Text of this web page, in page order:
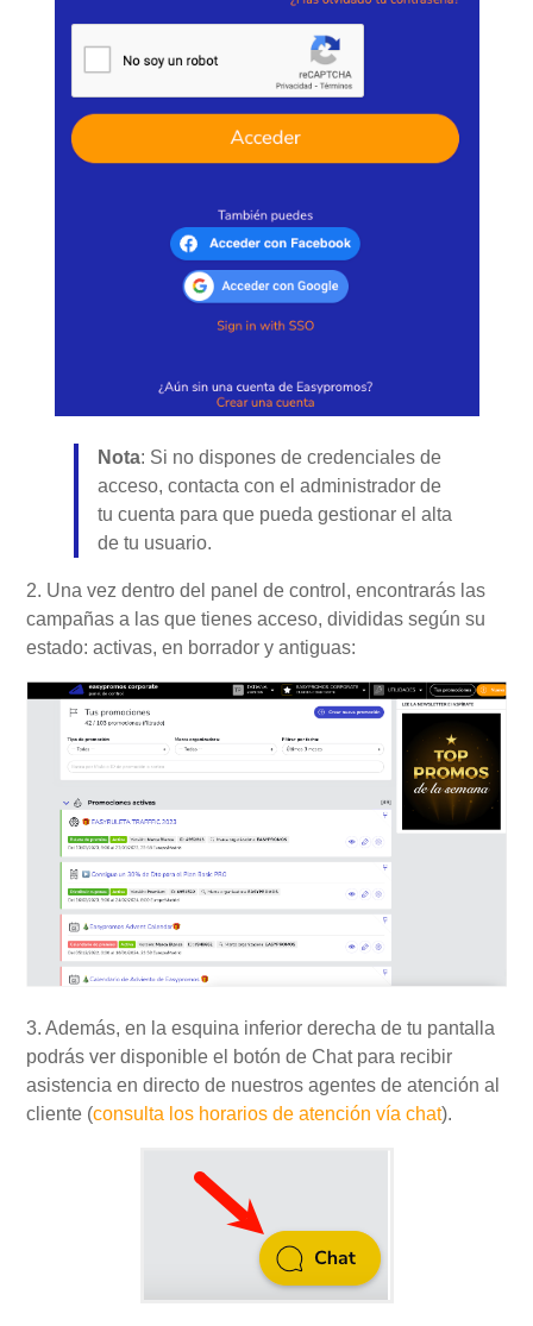
Nota: Si no dispones de credenciales de
acceso, contacta con el administrador de
tu cuenta para que pueda gestionar el alta
de tu usuario.
2. Una vez dentro del panel de control, encontrarás las
campañas a las que tienes acceso, divididas según su
estado: activas, en borrador y antiguas:
3. Además, en la esquina inferior derecha de tu pantalla
podrás ver disponible el botón de Chat para recibir
asistencia en directo de nuestros agentes de atención al
cliente (consulta los horarios de atención vía chat).